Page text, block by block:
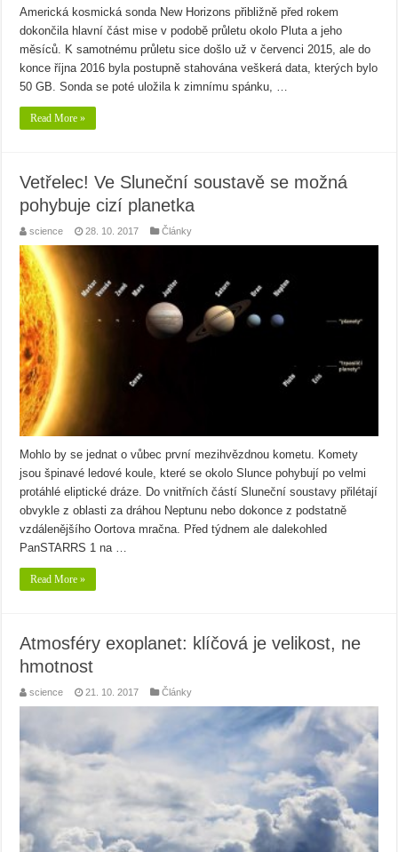
Americká kosmická sonda New Horizons přibližně před rokem
dokončila hlavní část mise v podobě průletu okolo Pluta a jeho
měsíců. K samotnému průletu sice došlo už v červenci 2015, ale do
konce října 2016 byla postupně stahována veškerá data, kterých bylo
50 GB. Sonda se poté uložila k zimnímu spánku, …
Read More »
Vetřelec! Ve Sluneční soustavě se možná
pohybuje cizí planetka
science 28. 10. 2017 Články
Mohlo by se jednat o vůbec první mezihvězdnou kometu. Komety
jsou špinavé ledové koule, které se okolo Slunce pohybují po velmi
protáhlé eliptické dráze. Do vnitřních částí Sluneční soustavy přilétají
obvykle z oblasti za dráhou Neptunu nebo dokonce z podstatně
vzdálenějšího Oortova mračna. Před týdnem ale dalekohled
PanSTARRS 1 na …
Read More »
Atmosféry exoplanet: klíčová je velikost, ne
hmotnost
science 21. 10. 2017 Články